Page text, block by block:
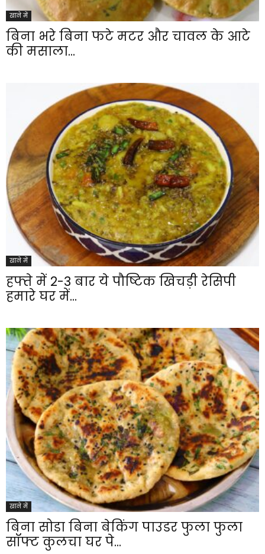
खाने में
बिना भरे बिना फटे मटर और चावल के आटे
की मसाला...
खाने में
हफ्ते में 2-3 बार ये पौष्टिक खिचड़ी रेसिपी
हमारे घर में...
खाने में
बिना सोडा बिना बेकिंग पाउडर फुला फुला
सॉफ्ट कुलचा घर पे...